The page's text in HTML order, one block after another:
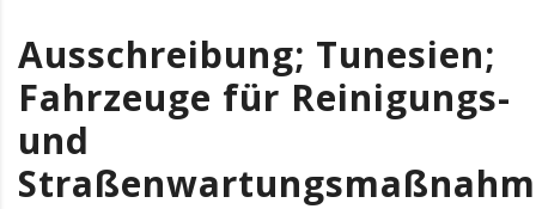
Ausschreibung; Tunesien;
Fahrzeuge für Reinigungs-
und